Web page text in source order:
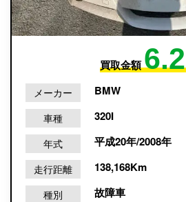
買取金額6.2
メーカー BMW
車種 320I
年式 平成20年/2008年
走行距離 138,168Km
種別 故障車